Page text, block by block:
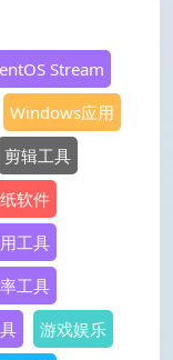
Stream
Windows应用
剪辑工具
软件
工具
工具
游戏娱乐